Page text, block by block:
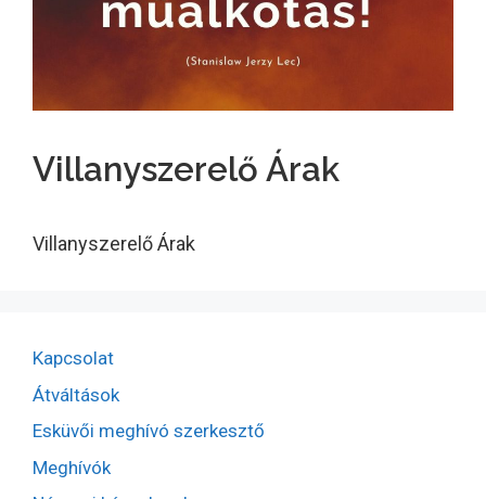
Villanyszerelő Árak
Villanyszerelő Árak
Kapcsolat
Átváltások
Esküvői meghívó szerkesztő
Meghívók